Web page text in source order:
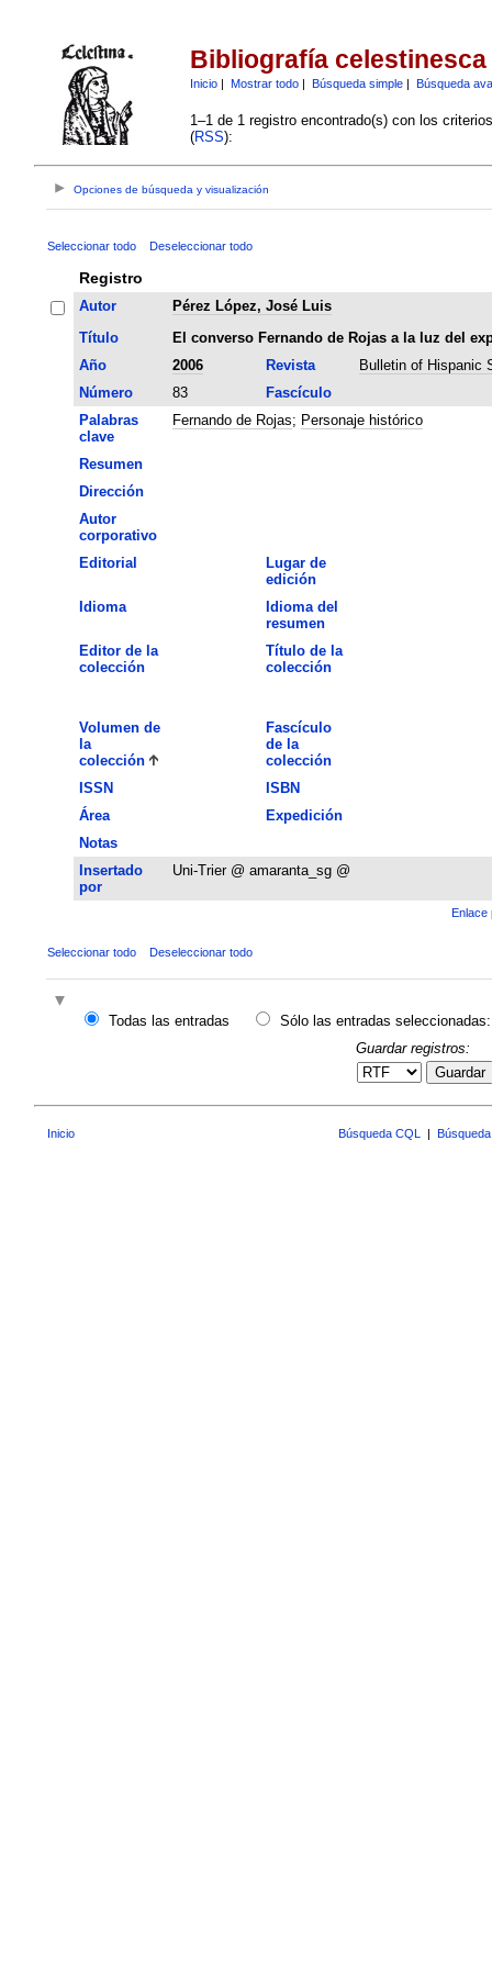
Bibliografía celestinesca
Inicio| Mostrar todo| Búsqueda simple| Búsqueda
1–1 de 1 registro encontrado(s) con los
(RSS):
Opciones de búsqueda y visualización
Seleccionar todo Deseleccionar todo
Registro
Autor
Pérez López, José Luis
Título
El converso Fernando de Rojas a la luz del
Año
2006 Revista
Bulletin of Hispanic
Número
83
Fascículo
Palabras
clave
Fernando de Rojas; Personaje histórico
Resumen
Dirección
Autor
corporativo
Editorial
Lugar de
edición
Idioma
Idioma del
resumen
Editor de la
colección
Título de la
colección
Volumen de
la
colección
Fascículo
de la
colección
ISSN
ISBN
Área
Expedición
Notas
Insertado
por
Uni-Trier @ amaranta_sg @
Enlace
Seleccionar todo Deseleccionar todo
Todas las entradas
Sólo las entradas seleccionadas:
Guardar registros:
Guardar
Inicio Búsqueda CQL